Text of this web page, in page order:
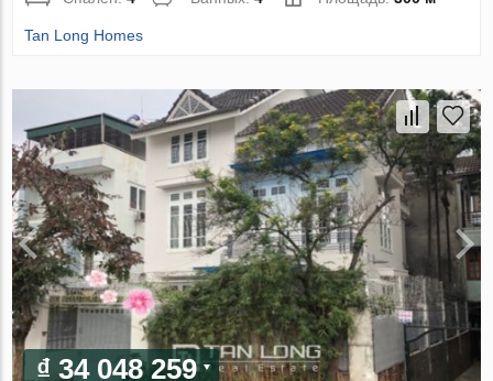
Tan Long Homes
₫ 34 048 259